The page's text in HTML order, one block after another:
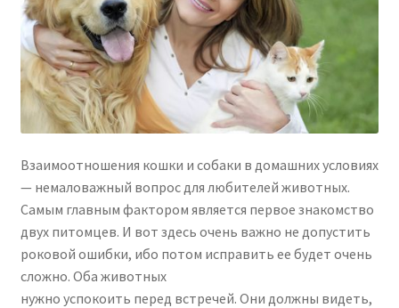
О компании
Отзывы
Оформление заказа
Партнерам
Скидки
Взаимоотношения кошки и собаки в домашних условиях
— немаловажный вопрос для любителей животных.
Самым главным фактором является первое знакомство
двух питомцев. И вот здесь очень важно не допустить
роковой ошибки, ибо потом исправить ее будет очень
сложно. Оба животных
нужно успокоить перед встречей. Они должны видеть,